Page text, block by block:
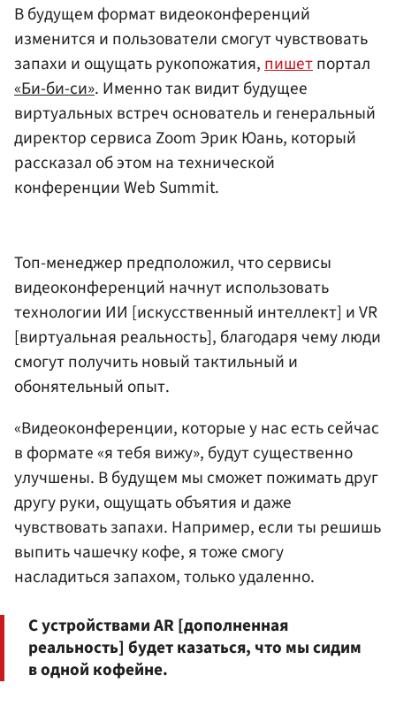
В будущем формат видеоконференций
изменится и пользователи смогут чувствовать
запахи и ощущать рукопожатия,пишетпортал
«Би-би-си». Именно так видит будущее
виртуальных встреч основатель и генеральный
директор сервиса Zoom Эрик Юань, который
рассказал об этом на технической
конференции Web Summit.
Топ-менеджер предположил, что сервисы
видеоконференций начнут использовать
технологии ИИ [искусственный интеллект] и VR
[виртуальная реальность], благодаря чему люди
смогут получить новый тактильный и
обонятельный опыт.
«Видеоконференции, которые у нас есть сейчас
в формате «я тебя вижу», будут существенно
улучшены. В будущем мы сможет пожимать друг
другу руки, ощущать объятия и даже
чувствовать запахи. Например, если ты решишь
выпить чашечку кофе, я тоже смогу
насладиться запахом, только удаленно.
С устройствами AR [дополненная
реальность] будет казаться, что мы сидим
в одной кофейне.